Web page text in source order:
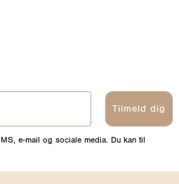
Tilmeld dig
e-mail og sociale media. Du kan til